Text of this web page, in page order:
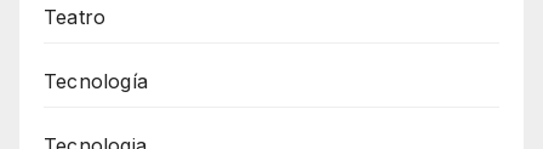
Teatro
Tecnología